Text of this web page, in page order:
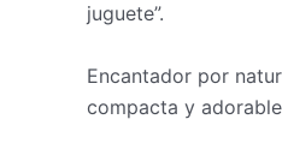
juguete”.
Encantador por
compacta y